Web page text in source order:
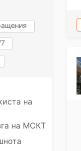
на
на МСКТ